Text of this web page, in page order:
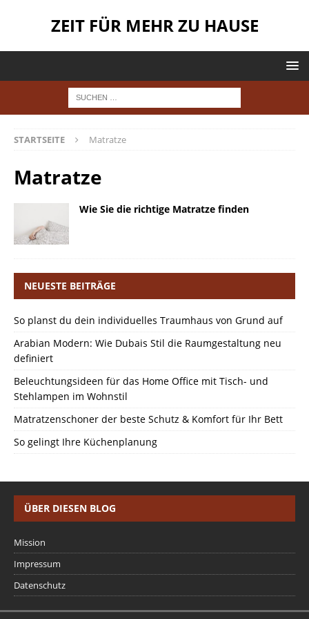
ZEIT FÜR MEHR ZU HAUSE
STARTSEITE Matratze
Matratze
Wie Sie die richtige Matratze finden
NEUESTE BEITRÄGE
So planst du dein individuelles Traumhaus von Grund auf
Arabian Modern: Wie Dubais Stil die Raumgestaltung neu
definiert
Beleuchtungsideen für das Home Office mit Tisch- und
Stehlampen im Wohnstil
Matratzenschoner der beste Schutz & Komfort für Ihr Bett
So gelingt Ihre Küchenplanung
ÜBER DIESEN BLOG
Mission
Impressum
Datenschutz